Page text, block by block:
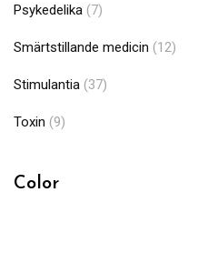
Psykedelika (7)
Smärtstillande medicin (12)
Stimulantia (37)
Toxin (9)
Color